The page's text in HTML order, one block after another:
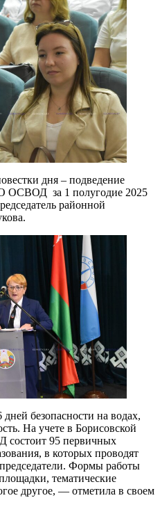
дня – подведение
ОСВОД за 1 полугодие 2025
районной
безопасности на водах,
На учете в Борисовской
состоит 95 первичных
в которых проводят
Формы работы
тематические
другое, — отметила в своем